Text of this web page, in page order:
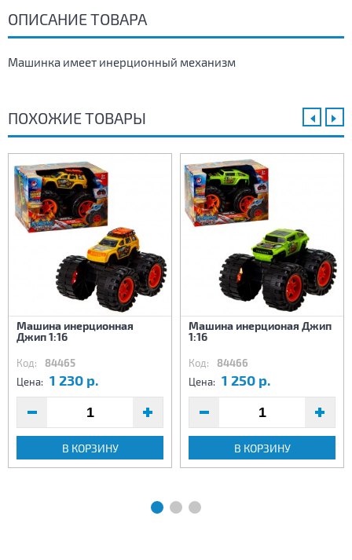
ОПИСАНИЕ ТОВАРА
Машинка имеет инерционный механизм
ПОХОЖИЕ ТОВАРЫ
Машина инерционная
Джип 1:16
Код: 84465
Цена: 1 230 р.
В КОРЗИНУ
Машина инерционая Джип
1:16
Код: 84466
Цена: 1 250 р.
В КОРЗИНУ